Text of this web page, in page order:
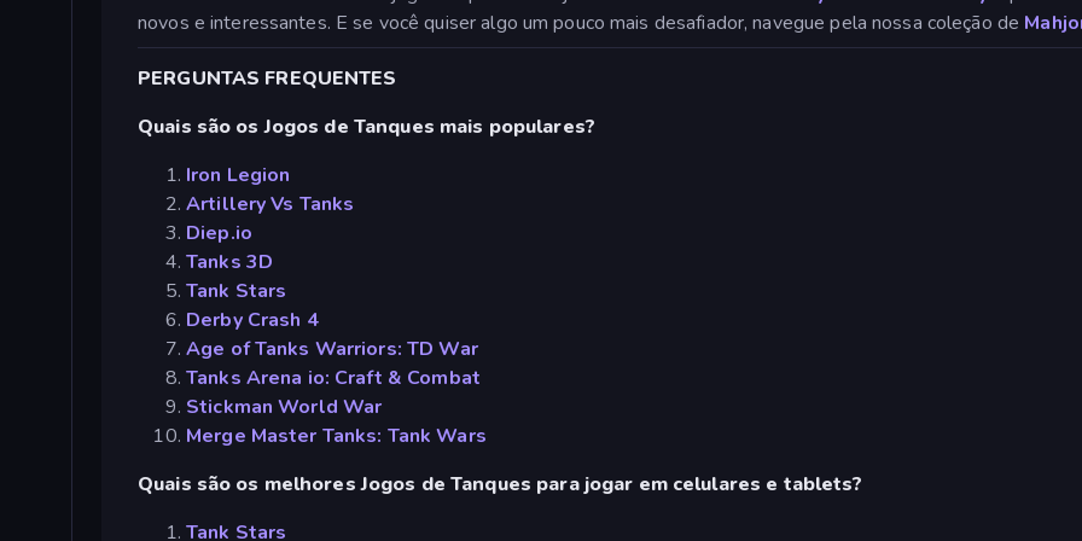
novos e interessantes. E se você quiser algo um pouco mais desafiador, navegue pela nossa coleção de
PERGUNTAS FREQUENTES
Quais são os Jogos de Tanques mais populares?
Iron Legion
Artillery Vs Tanks
Diep.io
Tanks 3D
Tank Stars
Derby Crash 4
Age of Tanks Warriors: TD War
Tanks Arena io: Craft & Combat
Stickman World War
Merge Master Tanks: Tank Wars
Quais são os melhores Jogos de Tanques para jogar em celulares e tablets?
Tank Stars